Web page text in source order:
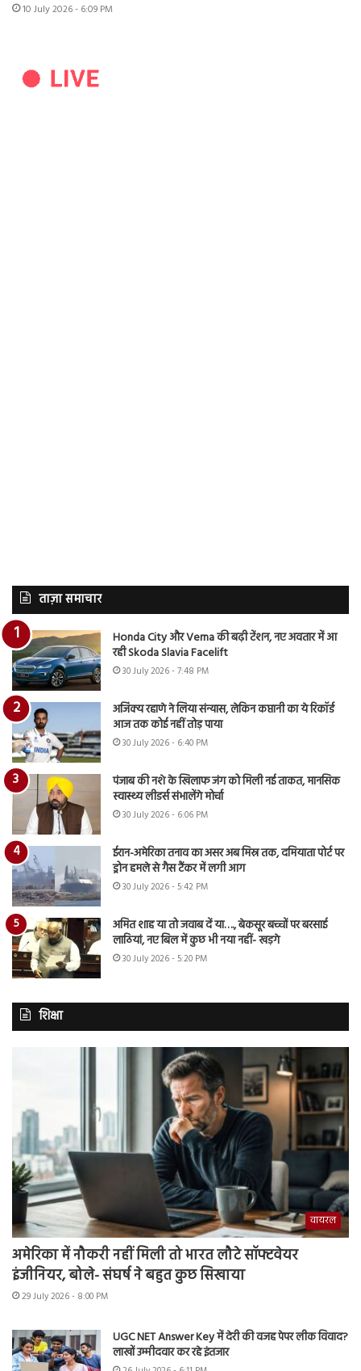
10 July 2026 - 6:09 PM
ताज़ा समाचार
Honda City और Verna की बढ़ी टेंशन, नए अवतार में आ
रही Skoda Slavia Facelift
30 July 2026 - 7:48 PM
अजिंक्य रहाणे ने लिया संन्यास, लेकिन कप्तानी का ये रिकॉर्ड
आज तक कोई नहीं तोड़ पाया
30 July 2026 - 6:40 PM
पंजाब की नशे के खिलाफ जंग को मिली नई ताकत, मानसिक
स्वास्थ्य लीडर्स संभालेंगे मोर्चा
30 July 2026 - 6:06 PM
ईरान-अमेरिका तनाव का असर अब मिस्र तक, दमियाता पोर्ट पर
ड्रोन हमले से गैस टैंकर में लगी आग
30 July 2026 - 5:42 PM
अमित शाह या तो जवाब दें या…., बेकसूर बच्चों पर बरसाई
लाठियां, नए बिल में कुछ भी नया नहीं- खड़गे
30 July 2026 - 5:20 PM
शिक्षा
वायरल
अमेरिका में नौकरी नहीं मिली तो भारत लौटे सॉफ्टवेयर
इंजीनियर, बोले- संघर्ष ने बहुत कुछ सिखाया
29 July 2026 - 8:00 PM
UGC NET Answer Key में देरी की वजह पेपर लीक विवाद?
लाखों उम्मीदवार कर रहे इंतजार